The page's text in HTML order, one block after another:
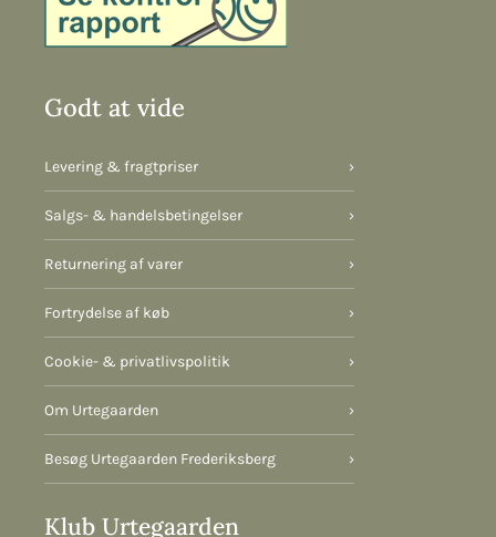
Godt at vide
Levering & fragtpriser ›
Salgs- & handelsbetingelser ›
Returnering af varer ›
Fortrydelse af køb ›
Cookie- & privatlivspolitik ›
Om Urtegaarden ›
Besøg Urtegaarden Frederiksberg ›
Klub Urtegaarden